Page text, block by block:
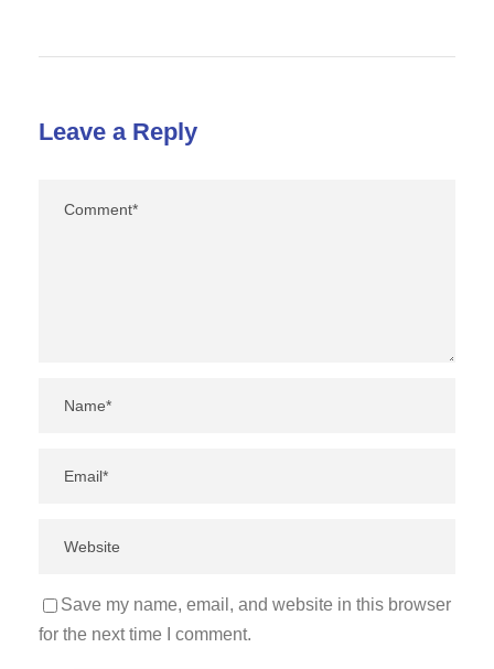
Leave a Reply
Save my name, email, and website in this browser
for the next time I comment.